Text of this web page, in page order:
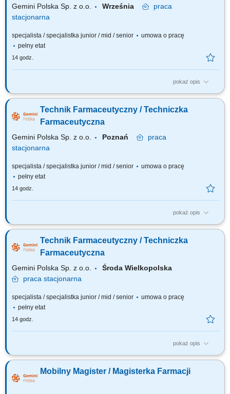
Gemini Polska Sp. z o.o. Września
praca
stacjonarna
specjalista / specjalistka junior / mid / senior
umowa o pracę
pełny etat
14 godz.
pokaż opis
Czego możesz się spodziewać? dynamiki pracy – z jednej strony
Ty jesteś ekspertem – wierzymy w Twoją fachową wiedzę, dlatego
każdemu Pacjentowi możesz poświęcić tyle czasu ile potrzebujesz i to Ty
Technik Farmaceutyczny / Techniczka
Farmaceutyczna
Gemini Polska Sp. z o.o. Poznań
praca
stacjonarna
specjalista / specjalistka junior / mid / senior
umowa o pracę
pełny etat
14 godz.
pokaż opis
Czego możesz się spodziewać? dynamiki pracy – z jednej strony
Ty jesteś ekspertem – wierzymy w Twoją fachową wiedzę, dlatego
każdemu Pacjentowi możesz poświęcić tyle czasu ile potrzebujesz i to Ty
Technik Farmaceutyczny / Techniczka
Farmaceutyczna
Gemini Polska Sp. z o.o.
Środa Wielkopolska
praca stacjonarna
specjalista / specjalistka junior / mid / senior
umowa o pracę
pełny etat
14 godz.
pokaż opis
Czego możesz się spodziewać? dynamiki pracy – z jednej strony
Ty jesteś ekspertem – wierzymy w Twoją fachową wiedzę, dlatego
każdemu Pacjentowi możesz poświęcić tyle czasu ile potrzebujesz i to Ty
Mobilny Magister / Magisterka Farmacji